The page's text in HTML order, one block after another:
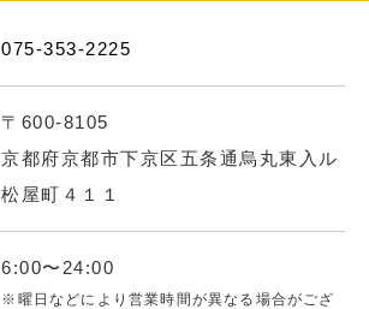
075-353-2225
〒600-8105
京都府京都市下京区五条通烏丸東入ル
松屋町４１１
6:00〜24:00
※曜日などにより営業時間が異なる場合がござ